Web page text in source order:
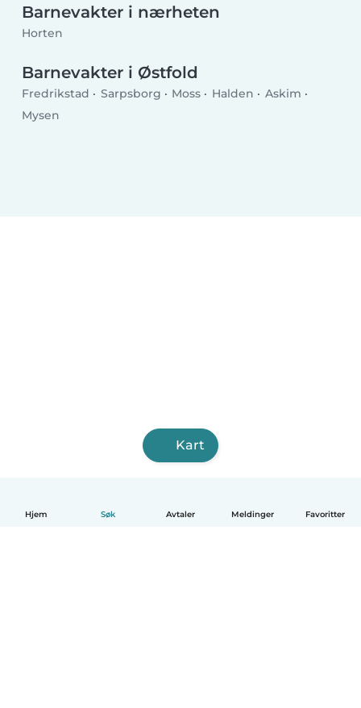
Hjem Søk Avtaler Meldinger Favoritter
Barnevakter i nærheten
Horten
Barnevakter i Østfold
Fredrikstad Sarpsborg Moss Halden
Askim
Mysen
Kart